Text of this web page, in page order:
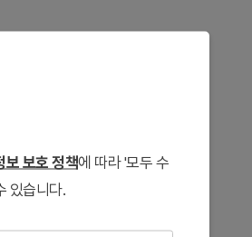
보 보호 정책에 따라 '모두 수
있습니다.